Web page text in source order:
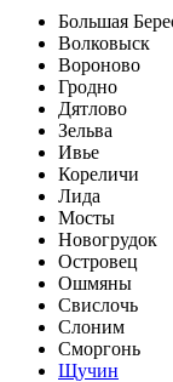
Большая
Волковыск
Вороново
Гродно
Дятлово
Зельва
Ивье
Кореличи
Лида
Мосты
Новогрудок
Островец
Ошмяны
Свислочь
Слоним
Сморгонь
Щучин